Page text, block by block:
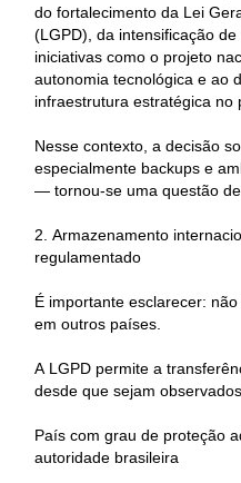
do fortalecimento da Lei
(LGPD), da intensificação
iniciativas como o projeto
autonomia tecnológica e ao
infraestrutura estratégica no
Nesse contexto, a decisão
especialmente backups e
— tornou-se uma questão
2. Armazenamento
regulamentado
É importante esclarecer:
em outros países.
A LGPD permite a
desde que sejam
País com grau de proteção
autoridade brasileira